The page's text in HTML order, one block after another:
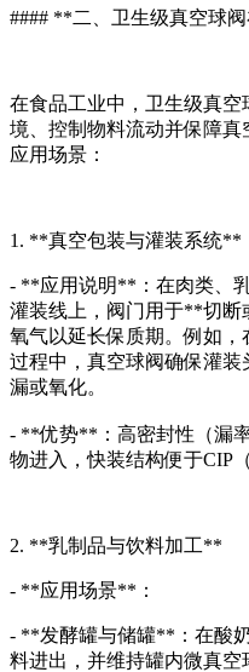
#### **二、卫生级真空球
在食品工业中，卫生级真
境、控制物料流动并保障
应用场景：
1. **真空包装与灌装系统**
- **应用说明**：在肉类、
灌装线上，阀门用于**切断
氧气以延长保质期。例如
过程中，真空球阀确保灌
漏或氧化。
- **优势**：高密封性（漏率
物进入，快装结构便于CIP
2. **乳制品与饮料加工**
- **应用场景**：
- **发酵罐与储罐**：在酸
料进出，并维持罐内微真空